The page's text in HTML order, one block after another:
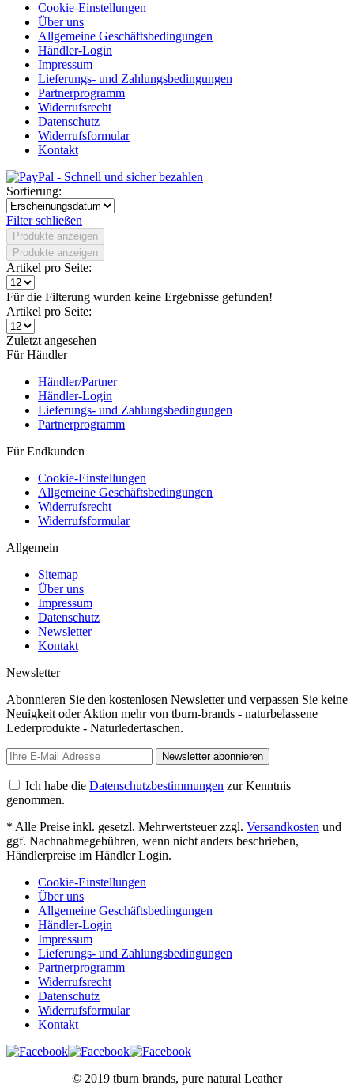
Cookie-Einstellungen
Über uns
Allgemeine Geschäftsbedingungen
Händler-Login
Impressum
Lieferungs- und Zahlungsbedingungen
Partnerprogramm
Widerrufsrecht
Datenschutz
Widerrufsformular
Kontakt
Sortierung:
Filter schließen
Produkte anzeigen
Produkte anzeigen
Artikel pro Seite:
Für die Filterung wurden keine Ergebnisse gefunden!
Artikel pro Seite:
Zuletzt angesehen
Für Händler
Händler/Partner
Händler-Login
Lieferungs- und Zahlungsbedingungen
Partnerprogramm
Für Endkunden
Cookie-Einstellungen
Allgemeine Geschäftsbedingungen
Widerrufsrecht
Widerrufsformular
Allgemein
Sitemap
Über uns
Impressum
Datenschutz
Newsletter
Kontakt
Newsletter
Abonnieren Sie den kostenlosen Newsletter und verpassen Sie keine
Neuigkeit oder Aktion mehr von tburn-brands - naturbelassene
Lederprodukte - Naturledertaschen.
Newsletter abonnieren
Ich habe die Datenschutzbestimmungen zur Kenntnis
genommen.
* Alle Preise inkl. gesetzl. Mehrwertsteuer zzgl. Versandkosten und
ggf. Nachnahmegebühren, wenn nicht anders beschrieben,
Händlerpreise im Händler Login.
Cookie-Einstellungen
Über uns
Allgemeine Geschäftsbedingungen
Händler-Login
Impressum
Lieferungs- und Zahlungsbedingungen
Partnerprogramm
Widerrufsrecht
Datenschutz
Widerrufsformular
Kontakt
© 2019 tburn brands, pure natural Leather